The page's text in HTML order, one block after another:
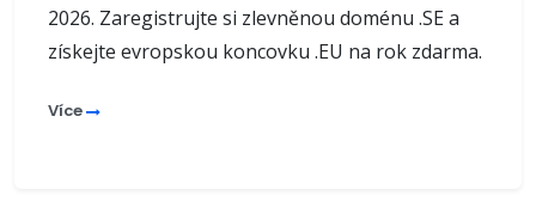
2026. Zaregistrujte si zlevněnou doménu .SE a
získejte evropskou koncovku .EU na rok zdarma.
Více